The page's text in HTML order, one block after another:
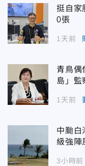
挺自家
0張
1天前
青鳥偶
島」監
1天前
中颱白
級強陣
3小時前